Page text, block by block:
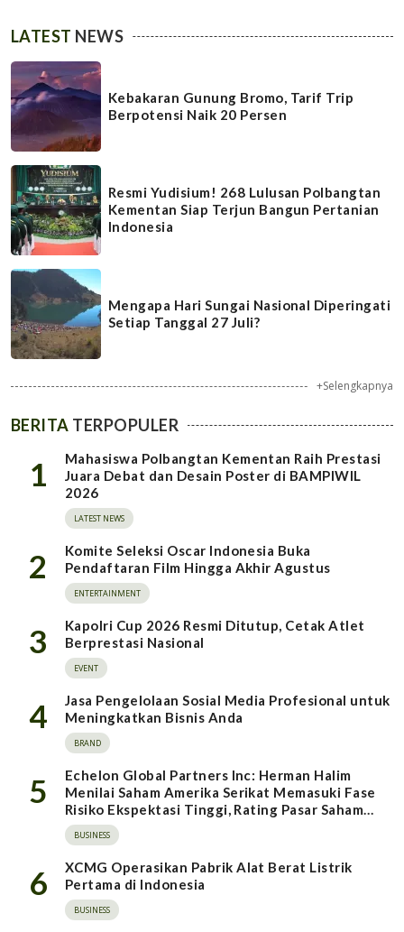
LATEST NEWS
Kebakaran Gunung Bromo, Tarif Trip
Berpotensi Naik 20 Persen
Resmi Yudisium! 268 Lulusan Polbangtan
Kementan Siap Terjun Bangun Pertanian
Indonesia
Mengapa Hari Sungai Nasional Diperingati
Setiap Tanggal 27 Juli?
+Selengkapnya
BERITA TERPOPULER
1
Mahasiswa Polbangtan Kementan Raih Prestasi
Juara Debat dan Desain Poster di BAMPIWIL
2026
LATEST NEWS
2
Komite Seleksi Oscar Indonesia Buka
Pendaftaran Film Hingga Akhir Agustus
ENTERTAINMENT
3
Kapolri Cup 2026 Resmi Ditutup, Cetak Atlet
Berprestasi Nasional
EVENT
4
Jasa Pengelolaan Sosial Media Profesional untuk
Meningkatkan Bisnis Anda
BRAND
5
Echelon Global Partners Inc: Herman Halim
Menilai Saham Amerika Serikat Memasuki Fase
Risiko Ekspektasi Tinggi, Rating Pasar Saham
Indonesia Direvisi Naik
BUSINESS
6
XCMG Operasikan Pabrik Alat Berat Listrik
Pertama di Indonesia
BUSINESS